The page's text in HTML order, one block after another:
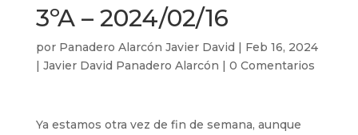
3ºA – 2024/02/16
por Panadero Alarcón Javier David | Feb 16, 2024
| Javier David Panadero Alarcón | 0 Comentarios
Ya estamos otra vez de fin de semana, aunque